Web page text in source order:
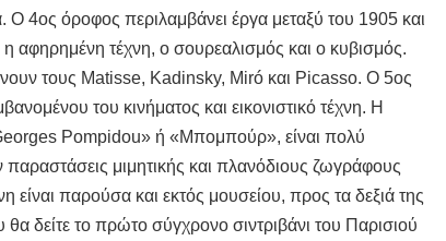
4ος όροφος περιλαμβάνει έργα μεταξύ του 1905 και
αφηρημένη τέχνη, ο σουρεαλισμός και ο κυβισμός.
τους Matisse, Kadinsky, Miró και Picasso. Ο 5ος
του κινήματος και εικονιστικό τέχνη. Η
Pompidou» ή «Μπομπούρ», είναι πολύ
μιμητικής και πλανόδιους ζωγράφους
είναι παρούσα και εκτός μουσείου, προς τα δεξιά της
θα δείτε το πρώτο σύγχρονο σιντριβάνι του Παρισιού